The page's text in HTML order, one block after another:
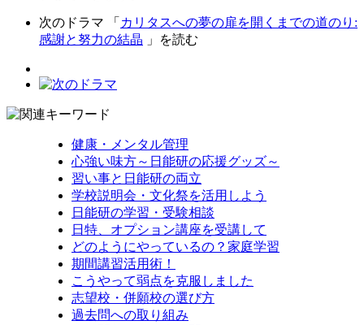
次のドラマ 「 カリタスへの夢の扉を開くまでの道のり:
感謝と努力の結晶 」を読む
健康・メンタル管理
心強い味方～日能研の応援グッズ～
習い事と日能研の両立
学校説明会・文化祭を活用しよう
日能研の学習・受験相談
日特、オプション講座を受講して
どのようにやっているの？家庭学習
期間講習活用術！
こうやって弱点を克服しました
志望校・併願校の選び方
過去問への取り組み